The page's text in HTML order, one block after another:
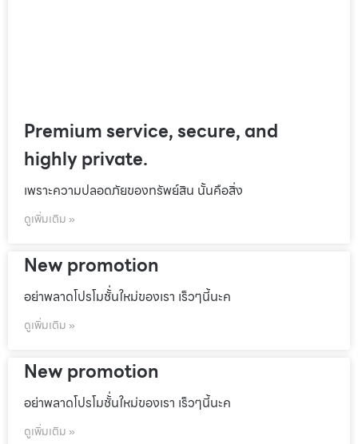
Premium service, secure, and
highly private.
เพราะความปลอดภัยของทรัพย์สิน นั้นคือสิ่ง
ดูเพิ่มเติม »
New promotion
อย่าพลาดโปรโมชั้่นใหม่ของเรา เร็วๆนี้นะค
ดูเพิ่มเติม »
New promotion
อย่าพลาดโปรโมชั้่นใหม่ของเรา เร็วๆนี้นะค
ดูเพิ่มเติม »